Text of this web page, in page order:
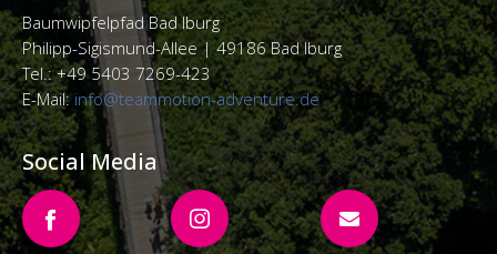
Baumwipfelpfad Bad Iburg
Philipp-Sigismund-Allee |49186 Bad Iburg
Tel.: +49 5403 7269-423
E-Mail: info@teammotion-adventure.de
Social Media